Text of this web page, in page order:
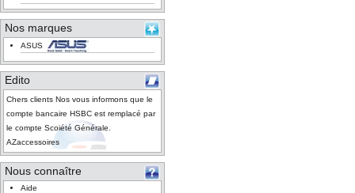
Nos marques
ASUS
Edito
Chers clients Nos vous informons que le
compte bancaire HSBC est remplacé par
le compte Scoiété Générale.
AZaccessoires
Nous connaître
Aide